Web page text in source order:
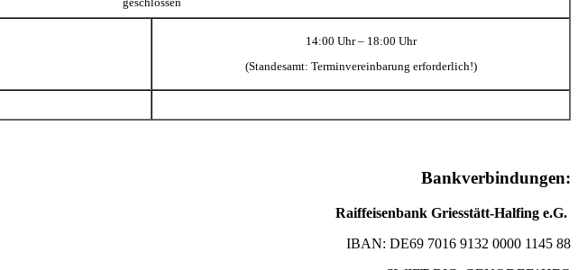
geschlossen
14:00 Uhr – 18:00 Uhr
(Standesamt: Terminvereinbarung erforderlich!)
Bankverbindungen:
Raiffeisenbank Griesstätt-Halfing e.G.
IBAN: DE69 7016 9132 0000 1145 88